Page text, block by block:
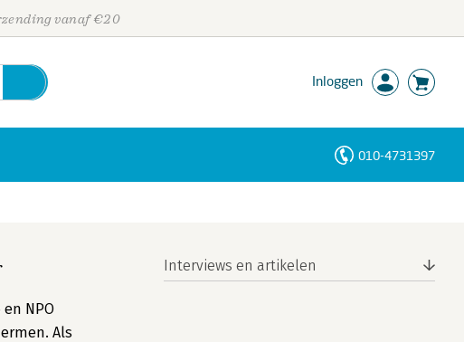
vanaf €20
Inloggen
010-4731397
NPO
Als
Interviews en artikelen
Personen